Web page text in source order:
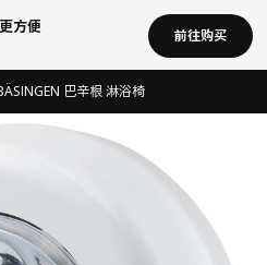
方便 前往购买
巴辛根 淋浴椅